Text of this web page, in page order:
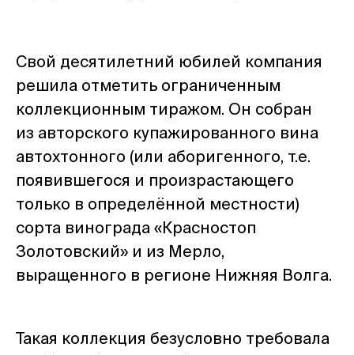
Свой десятилетний юбилей компания
решила отметить ограниченным
коллекционным тиражом. Он собран
из авторского купажированного вина
автохтонного (или аборигенного, т.е.
появившегося и произрастающего
только в определённой местности)
сорта винограда «Красностоп
Золотовский» и из Мерло,
выращенного в регионе Нижняя Волга.
Такая коллекция безусловно требовала